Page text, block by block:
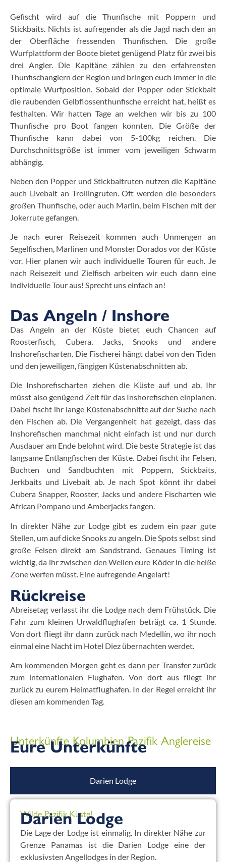
Gefischt wird auf die Thunfische mit Poppern und
Stickbaits. Nichts ist aufregender als die Jagd nach den an
der Oberfläche fressenden Thunfischen. Die große
Wurfplattform der Boote bietet genügend Platz für zwei bis
drei Angler. Die Kapitäne zählen zu den erfahrensten
Thunfischanglern der Region und bringen euch immer in die
optimale Wurfposition. Sobald der Popper oder Stickbait
die raubenden Gelbflossenthunfische erreicht hat, heißt es
festhalten. Wir hatten Tage an welchen wir bis zu 100
Thunfische pro Boot fangen konnten. Die Größe der
Thunfische kann dabei von 5-100kg reichen. Die
Durchschnittsgröße ist immer vom jeweiligen Schwarm
abhängig.
Neben den Popper und Stickbaitruten nutzen die Kapitäne
auch Livebait an Trollingruten. Oft werden die besonders
großen Thunfische, oder auch Marlin, beim Fischen mit der
Jokerrute gefangen.
Je nach eurer Reisezeit kommen auch Unmengen an
Segelfischen, Marlinen und Monster Dorados vor der Küste
vor. Hier planen wir auch individuelle Touren für euch. Je
nach Reisezeit und Zielfisch arbeiten wir euch dann eine
individuelle Tour aus! Sprecht uns einfach an!
Das Angeln / Inshore
Das Angeln an der Küste bietet euch Chancen auf
Roosterfisch, Cubera, Jacks, Snooks und andere
Inshorefischarten. Die Fischerei hängt dabei von den Tiden
und den jeweiligen, fängigen Küstenabschnitten ab.
Die Inshorefischarten ziehen die Küste auf und ab. Ihr
müsst also genügend Zeit für das Inshorefischen einplanen.
Dabei fischt ihr lange Küstenabschnitte auf der Suche nach
den Fischen ab. Die Vergangenheit hat gezeigt, dass das
Inshorefischen manchmal nicht einfach ist und nur durch
Ausdauer am Ende belohnt wird. Die beste Strategie ist das
langsame Entlangfischen der Küste. Dabei fischt ihr Felsen,
Buchten und Sandbuchten mit Poppern, Stickbaits,
Jerkbaits und Livebait ab. Je nach Spot könnt ihr dabei
Cubera Snapper, Rooster, Jacks und andere Fischarten wie
African Pompano und Amberjacks fangen.
In direkter Nähe zur Lodge gibt es zudem ein paar gute
Stellen, um auf dicke Snooks zu angeln. Die Spots selbst sind
große Felsen direkt am Sandstrand. Genaues Timing ist
wichtig, da ihr zwischen den Wellen eure Köder in die heiße
Zone werfen müsst. Eine aufregende Angelart!
Rückreise
Abreisetag verlasst ihr die Lodge nach dem Frühstück. Die
Fahr zum kleinen Urwaldflughafen beträgt ca. 1 Stunde.
Von dort fliegt ihr dann zurück nach Medellín, wo ihr noch
einmal eine Nacht im Hotel Diez übernachten werdet.
Am kommenden Morgen geht es dann per Transfer zurück
zum internationalen Flughafen. Von dort aus fliegt ihr
zurück zu eurem Heimatflughafen. In der Regel erreicht ihr
diesen am kommenden Tag.
Unterkünfte Kolumbien Pazifik Anglereise
Eure Unterkünfte
Darien Lodge
Wilde Pazifik Küste!
Darien Lodge
Die Lage der Lodge ist einmalig. In direkter Nähe zur
Grenze Panamas ist die Darien Lodge eine der
exklusivsten Angellodges in der Region.